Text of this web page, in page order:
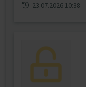
23.07.2026 10:38